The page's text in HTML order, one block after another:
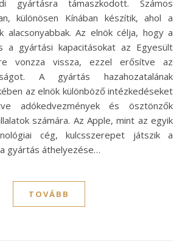
gyártásra támaszkodott. Számos
különösen Kínában készítik, ahol a
alacsonyabbak. Az elnök célja, hogy a
a gyártási kapacitásokat az Egyesült
vonzza vissza, ezzel erősítve az
A gyártás hazahozatalának
az elnök különböző intézkedéseket
adókedvezmények és ösztönzők
számára. Az Apple, mint az egyik
cég, kulcsszerepet játszik a
gyártás áthelyezése…
TOVÁBB